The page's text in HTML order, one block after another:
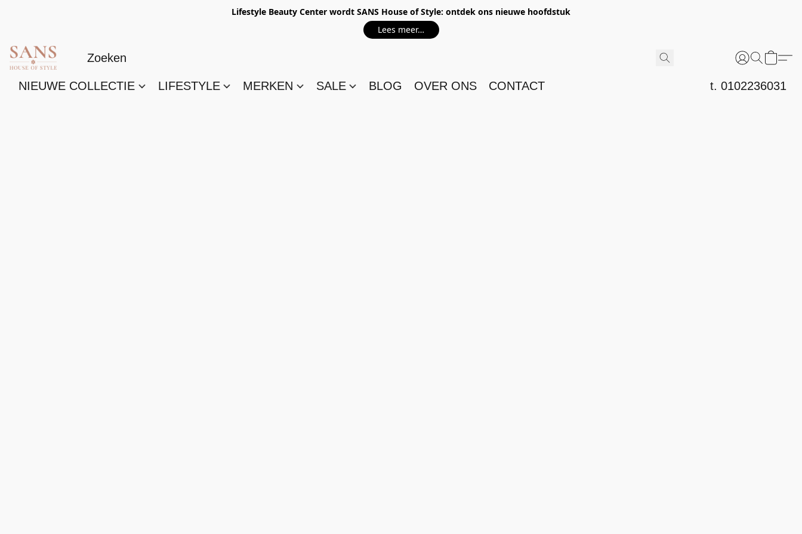
Lifestyle Beauty Center wordt SANS House of Style: ontdek ons nieuwe hoofdstuk
Lees meer…
NIEUWE COLLECTIE LIFESTYLE MERKEN SALE BLOG OVER ONS CONTACT t. 0102236031